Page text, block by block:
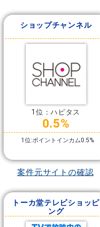
ショップチャンネル
1位：ハピタス
0.5%
1位:ポイントインカム0.5%
案件元サイトの確認
トーカ堂テレビショッピ
ング